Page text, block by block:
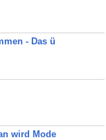
- Das ü
wird Mode